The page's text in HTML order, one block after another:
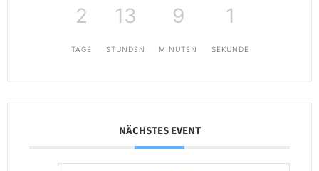
2
TAGE
13
STUNDEN
9
MINUTEN
0
SEKUNDEN
NÄCHSTES EVENT